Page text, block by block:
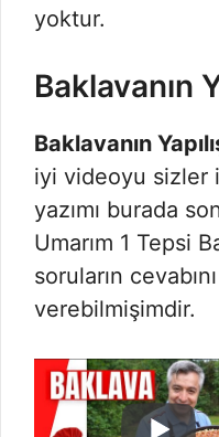
yoktur.
Baklavanın
Baklavanın
iyi videoyu sizler
yazımı burada
Umarım 1 Tepsi
soruların
verebilmişimdir.